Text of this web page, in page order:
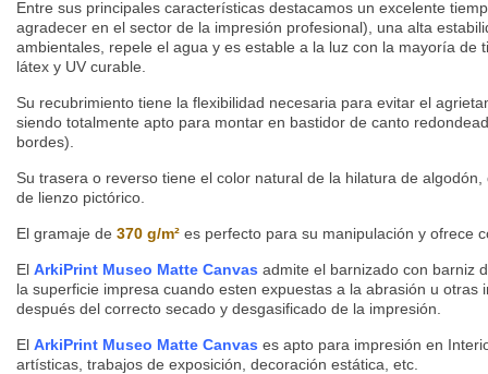
Entre sus principales características destacamos un excelente
agradecer en el sector de la impresión profesional), una alta
ambientales, repele el agua y es estable a la luz con la mayoría de
látex y UV curable.
Su recubrimiento tiene la flexibilidad necesaria para evitar el
siendo totalmente apto para montar en bastidor de canto
bordes).
Su trasera o reverso tiene el color natural de la hilatura de
de lienzo pictórico.
El gramaje de 370 g/m² es perfecto para su manipulación y ofrece
El ArkiPrint Museo Matte Canvas admite el barnizado con barniz
la superficie impresa cuando esten expuestas a la abrasión u otras
después del correcto secado y desgasificado de la impresión.
El ArkiPrint Museo Matte Canvas es apto para impresión en
artísticas, trabajos de exposición, decoración estática, etc.